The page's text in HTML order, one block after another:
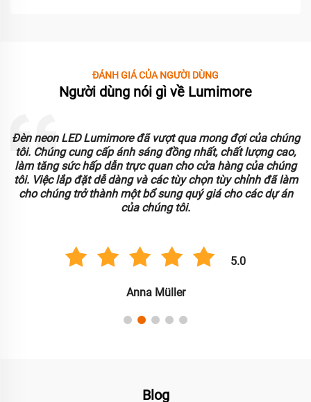
ĐÁNH GIÁ CỦA NGƯỜI DÙNG
Người dùng nói gì về Lumimore
Đèn neon LED Lumimore đã vượt qua mong đợi của chúng
tôi. Chúng cung cấp ánh sáng đồng nhất, chất lượng cao,
làm tăng sức hấp dẫn trực quan cho cửa hàng của chúng
tôi. Việc lắp đặt dễ dàng và các tùy chọn tùy chỉnh đã làm
cho chúng trở thành một bổ sung quý giá cho các dự án
của chúng tôi.
5.0
Anna Müller
Blog